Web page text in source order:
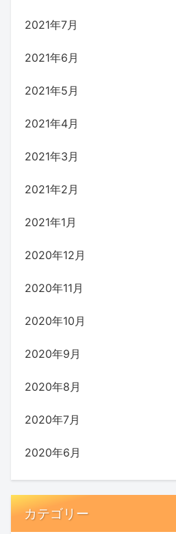
2021年7月
2021年6月
2021年5月
2021年4月
2021年3月
2021年2月
2021年1月
2020年12月
2020年11月
2020年10月
2020年9月
2020年8月
2020年7月
2020年6月
カテゴリー